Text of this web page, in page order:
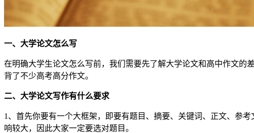
一、大学论文怎么写
在明确大学生论文怎么写前，我们需要先了解大学论文和高中作文的
背了不少高考高分作文。
二、大学论文写作有什么要求
1、首先你要有一个大框架，即要有题目、摘要、关键词、正文、参
响较大，因此大家一定要选对题目。